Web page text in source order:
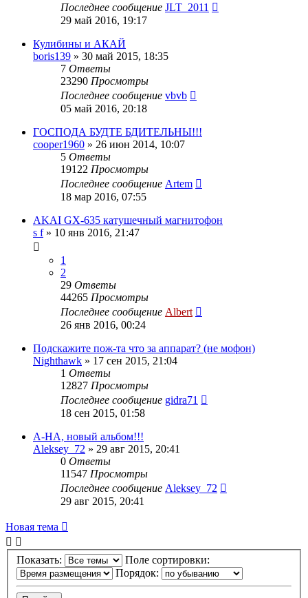
Последнее сообщение JLT_2011
29 май 2016, 19:17
Кулибины и АКАЙ
boris139 » 30 май 2015, 18:35
7 Ответы
23290 Просмотры
Последнее сообщение vbvb
05 май 2016, 20:18
ГОСПОДА БУДТЕ БДИТЕЛЬНЫ!!!
cooper1960 » 26 июн 2014, 10:07
5 Ответы
19122 Просмотры
Последнее сообщение Artem
18 мар 2016, 07:55
AKAI GX-635 катушечный магнитофон
s f» 10 янв 2016, 21:47
1
2
29 Ответы
44265 Просмотры
Последнее сообщение Albert
26 янв 2016, 00:24
Подскажите пож-та что за аппарат? (не мофон)
Nighthawk » 17 сен 2015, 21:04
1 Ответы
12827 Просмотры
Последнее сообщение gidra71
18 сен 2015, 01:58
A-HA, новый альбом!!!
Aleksey_72 » 29 авг 2015, 20:41
0 Ответы
11547 Просмотры
Последнее сообщение Aleksey_72
29 авг 2015, 20:41
Новая тема
Показать:
Поле сортировки:
Порядок: